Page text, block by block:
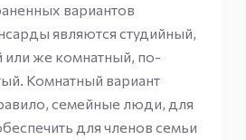
вариантов
являются студийный,
или же комнатный, по-
Комнатный вариант
семейные люди, для
для членов семьи